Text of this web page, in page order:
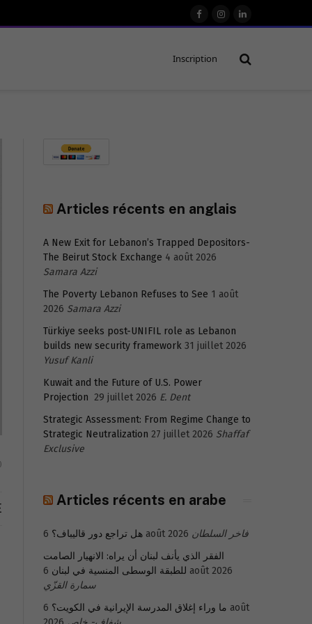
FacebookInstagram
LinkedIn
Inscription
Articles récents en anglais
A New Exit for Lebanon’s Trapped Depositors-
The Beirut Stock Exchange 4 août 2026
Samara Azzi
The Poverty Lebanon Refuses to See 1 août
2026 Samara Azzi
Türkiye seeks post-UNIFIL role as Lebanon
builds new security framework 31 juillet 2026
Yusuf Kanli
Kuwait and the Future of U.S. Power
Projection 29 juillet 2026 E. Dent
Strategic Assessment: From Regime Change to
Strategic Neutralization 27 juillet 2026 Shaffaf
Exclusive
Articles récents en arabe
هل تراجع دور قاليباف؟ 6 août 2026 فاخر السلطان
الفقر الذي يأنف لبنان أن يراه: الانهيار الصامت
للطبقة الوسطى المنسية في لبنان 6 août 2026
سمارة القزّي
ما وراء إغلاق المدرسة الإيرانية في الكويت؟ 6 août